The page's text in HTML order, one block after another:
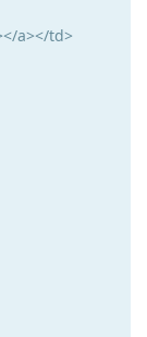
a></td>